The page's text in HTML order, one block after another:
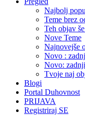
Najbolj
Teme brez
Teh objav
Nove Teme
Najnovejše
Novo :
Novo:
Tvoje naj
Blogi
Portal Duhovnost
PRIJAVA
Registriraj SE